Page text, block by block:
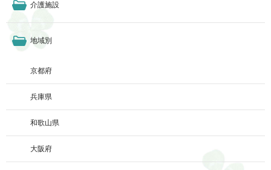
介護施設
地域別
京都府
兵庫県
和歌山県
大阪府